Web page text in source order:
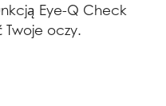
Eye-Q Check
oczy.